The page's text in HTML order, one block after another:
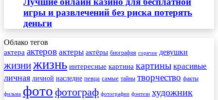
игры и развлечений без риска потерять
деньги
Облако тегов
актера актеров актеры актёры биография горячие девушки
жизнижизнь интересные картина картины красивые
личная личной наследие певца самые тайны творчество факты
фильма фото фотограф фотографии фэнтези художник